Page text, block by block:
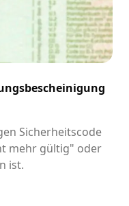
Sicherheitscode
mehr gültig" oder
ist.